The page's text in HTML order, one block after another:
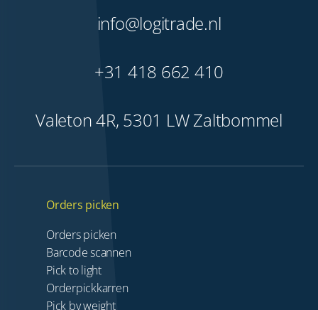
Orders picken
Orders picken
Barcode scannen
Pick to light
Orderpickkarren
Pick by weight
info@logitrade.nl
+31 418 662 410
Valeton 4R, 5301 LW Zaltbommel